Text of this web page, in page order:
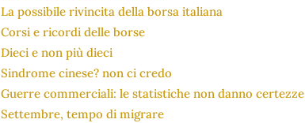
La possibile rivincita della borsa italiana
Corsi e ricordi delle borse
Dieci e non più dieci
Sindrome cinese? non ci credo
Guerre commerciali: le statistiche non danno certezze
Settembre, tempo di migrare